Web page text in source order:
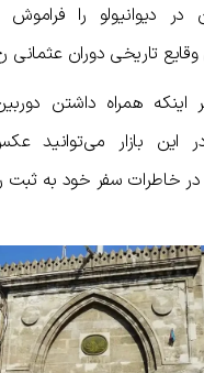
دیوانیولو را فراموش
تاریخی دوران عثمانی
اینکه همراه داشتن
این بازار می‌توانید
در خاطرات سفر خود به ثبت